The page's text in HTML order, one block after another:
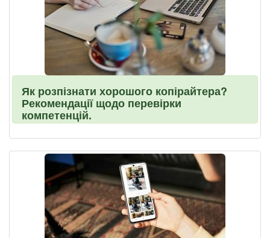
Як розпізнати хорошого копірайтера?
Рекомендації щодо перевірки
компетенцій.